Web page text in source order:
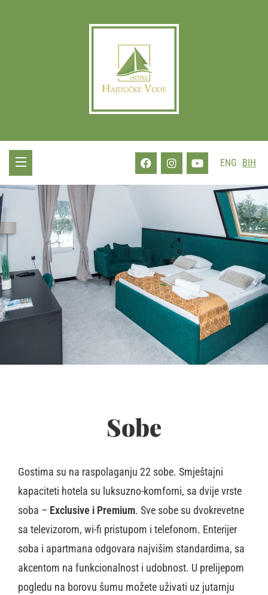
BIH
ENG
Sobe
Gostima su na raspolaganju 22 sobe. Smještajni
kapaciteti hotela su luksuzno-komforni, sa dvije vrste
soba – Exclusive i Premium. Sve sobe su dvokrevetne
sa televizorom, wi-fi pristupom i telefonom. Enterijer
soba i apartmana odgovara najvišim standardima, sa
akcentom na funkcionalnost i udobnost. U prelijepom
pogledu na borovu šumu možete uživati uz jutarnju